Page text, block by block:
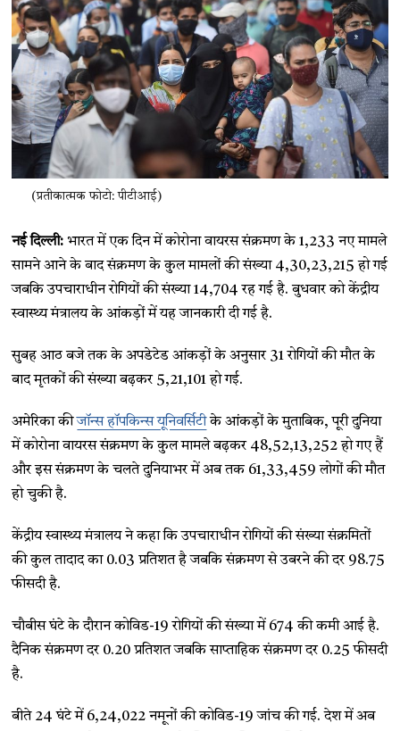
(प्रतीकात्मक फोटो: पीटीआई)
नई दिल्ली: भारत में एक दिन में कोरोना वायरस संक्रमण के 1,233 नए मामले
सामने आने के बाद संक्रमण के कुल मामलों की संख्या 4,30,23,215 हो गई
जबकि उपचाराधीन रोगियों की संख्या 14,704 रह गई है. बुधवार को केंद्रीय
स्वास्थ्य मंत्रालय के आंकड़ों में यह जानकारी दी गई है.
सुबह आठ बजे तक के अपडेटेड आंकड़ों के अनुसार 31 रोगियों की मौत के
बाद मृतकों की संख्या बढ़कर 5,21,101 हो गई.
अमेरिका कीजॉन्स हॉपकिन्स यूनिवर्सिटीके आंकड़ों के मुताबिक, पूरी दुनिया
में कोरोना वायरस संक्रमण के कुल मामले बढ़कर 48,52,13,252 हो गए हैं
और इस संक्रमण के चलते दुनियाभर में अब तक 61,33,459 लोगों की मौत
हो चुकी है.
केंद्रीय स्वास्थ्य मंत्रालय ने कहा कि उपचाराधीन रोगियों की संख्या संक्रमितों
की कुल तादाद का 0.03 प्रतिशत है जबकि संक्रमण से उबरने की दर 98.75
फीसदी है.
चौबीस घंटे के दौरान कोविड-19 रोगियों की संख्या में 674 की कमी आई है.
दैनिक संक्रमण दर 0.20 प्रतिशत जबकि साप्ताहिक संक्रमण दर 0.25 फीसदी
है.
बीते 24 घंटे में 6,24,022 नमूनों की कोविड-19 जांच की गई. देश में अब